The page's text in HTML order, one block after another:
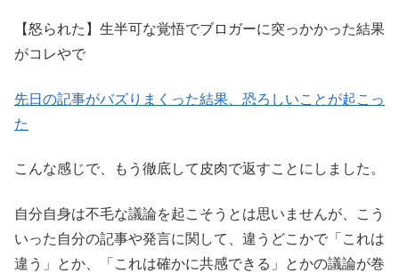
【怒られた】生半可な覚悟でブロガーに突っかかった結果
がコレやで
先日の記事がバズりまくった結果、恐ろしいことが起こっ
た
こんな感じで、もう徹底して皮肉で返すことにしました。
自分自身は不毛な議論を起こそうとは思いませんが、こう
いった自分の記事や発言に関して、違うどこかで「これは
違う」とか、「これは確かに共感できる」とかの議論が巻